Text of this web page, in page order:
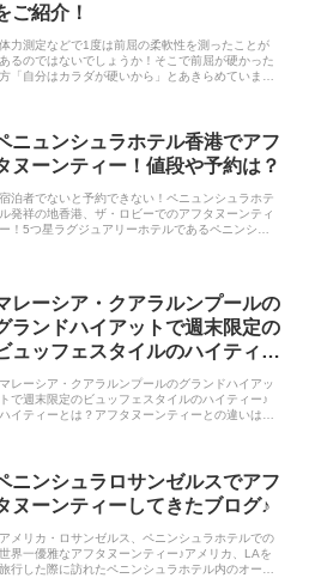
ご紹介！
体力測定などで1度は前屈の柔軟性を測ったことが
あるのではないでしょうか！そこで前屈が硬かった
方「自分はカラダが硬いから」とあきらめていませ
ニュンシュラホテル香港でアフ
ヌーンティー！値段や予約は？
宿泊者でないと予約できない！ペニュンシュラホテ
ル発祥の地香港、ザ・ロビーでのアフタヌーンティ
ー！5つ星ラグジュアリーホテルであるペニンシュ
レーシア・クアラルンプールの
ランドハイアットで週末限定の
ュッフェスタイルのハイティー
マレーシア・クアラルンプールのグランドハイアッ
トで週末限定のビュッフェスタイルのハイティー♪
ハイティーとは？アフタヌーンティーとの違いは？
ニンシュラロサンゼルスでアフ
ヌーンティーしてきたブログ♪
アメリカ・ロサンゼルス、ペニンシュラホテルでの
世界一優雅なアフタヌーンティー♪アメリカ、LAを
旅行した際に訪れたペニンシュラホテル内のオープ